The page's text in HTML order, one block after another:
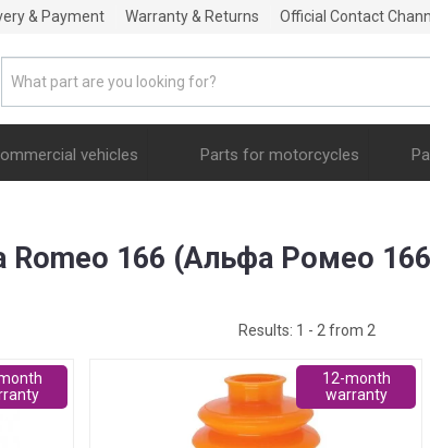
& Payment Warranty & Returns Official Contact
vehicles Parts for motorcycles
Romeo 166 (Альфа Ромео
Results: 1 - 2 from 2
12-month
warranty